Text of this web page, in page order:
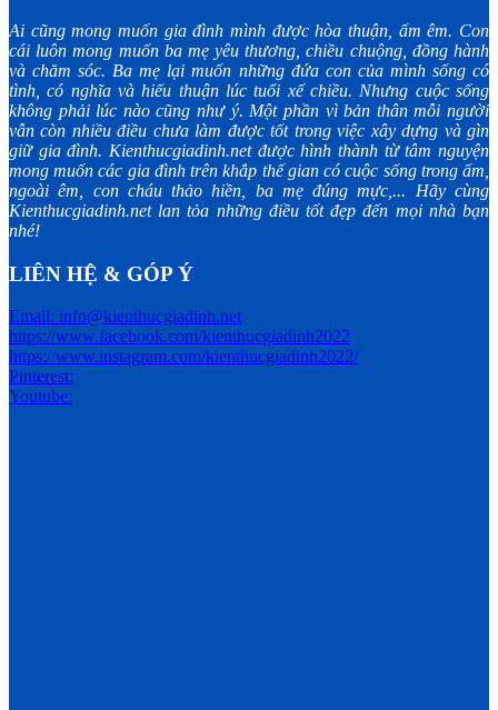
Ai cũng mong muốn gia đình mình được hòa thuận, ấm êm. Con
cái luôn mong muốn ba mẹ yêu thương, chiều chuộng, đồng hành
và chăm sóc. Ba mẹ lại muốn những đứa con của mình sống có
tình, có nghĩa và hiếu thuận lúc tuổi xế chiều. Nhưng cuộc sống
không phải lúc nào cũng như ý. Một phần vì bản thân mỗi người
vẫn còn nhiều điều chưa làm được tốt trong việc xây dựng và gìn
giữ gia đình. Kienthucgiadinh.net được hình thành từ tâm nguyện
mong muốn các gia đình trên khắp thế gian có cuộc sống trong ấm,
ngoài êm, con cháu thảo hiền, ba mẹ đúng mực,... Hãy cùng
Kienthucgiadinh.net lan tỏa những điều tốt đẹp đến mọi nhà bạn
nhé!
LIÊN HỆ & GÓP Ý
Email: info@kienthucgiadinh.net
https://www.facebook.com/kienthucgiadinh2022
https://www.instagram.com/kienthucgiadinh2022/
Pinterest:
Youtube: